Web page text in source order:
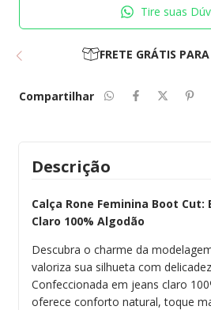
Tire suas
FRETE GRÁTIS PARA TODO
Compartilhar
Descrição
Calça Rone Feminina Boot Cut:
Claro 100% Algodão
Descubra o charme da
valoriza sua silhueta com
Confeccionada em jeans claro
oferece conforto natural, toque